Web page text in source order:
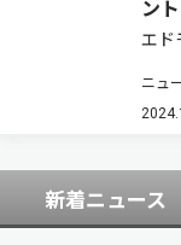
ン
エド
発表
ステ
ニュ
新着ニュース